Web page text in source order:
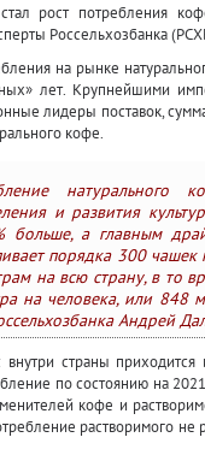
рост потребления
Россельхозбанка
на рынке
лет. Крупнейшими
лидеры поставок,
кофе.
натурального
и развития
а главным
порядка 300
на всю страну, в то
на человека, или 848
Андрей
страны
по состоянию на
кофе и
растворимого